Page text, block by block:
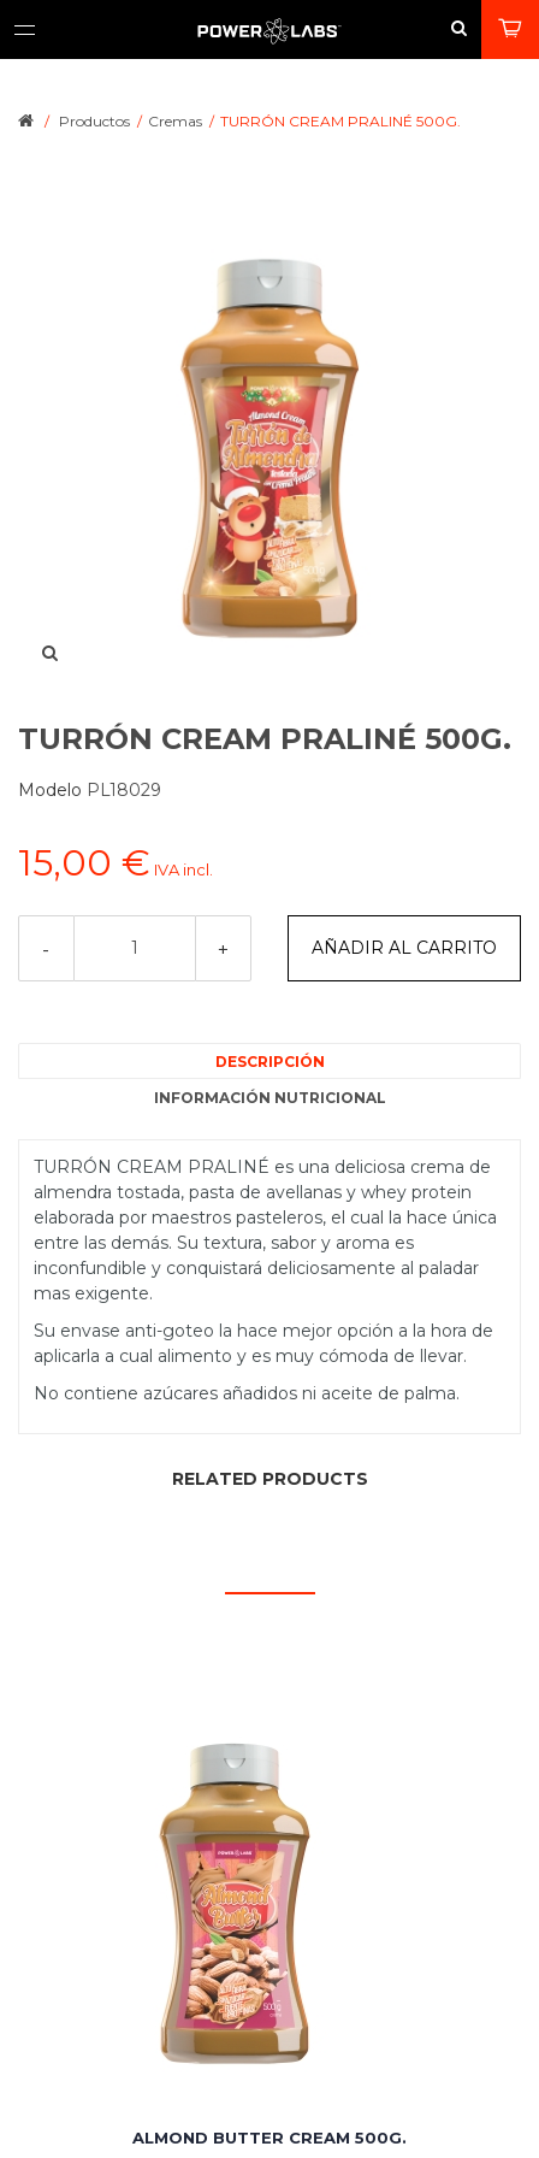
/ Productos / Cremas / TURRÓN CREAM PRALINÉ 500G.
TURRÓN CREAM PRALINÉ 500G.
Modelo PL18029
15,00 € IVA incl.
- + AÑADIR AL CARRITO
DESCRIPCIÓN
INFORMACIÓN NUTRICIONAL
TURRÓN CREAM PRALINÉ es una deliciosa crema de
almendra tostada, pasta de avellanas y whey protein
elaborada por maestros pasteleros, el cual la hace única
entre las demás. Su textura, sabor y aroma es
inconfundible y conquistará deliciosamente al paladar
mas exigente.
Su envase anti-goteo la hace mejor opción a la hora de
aplicarla a cual alimento y es muy cómoda de llevar.
No contiene azúcares añadidos ni aceite de palma.
RELATED PRODUCTS
ALMOND BUTTER CREAM 500G.